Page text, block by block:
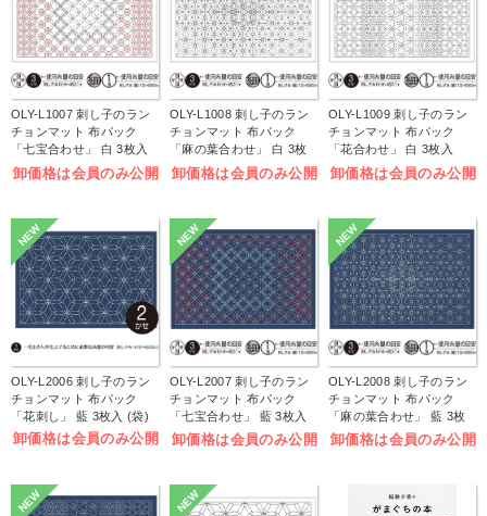
OLY-L1007 刺し子のラン
チョンマット 布パック
「七宝合わせ」 白 3枚入
(袋)
卸価格は会員のみ公開
OLY-L1008 刺し子のラン
チョンマット 布パック
「麻の葉合わせ」 白 3枚
入 (袋)
卸価格は会員のみ公開
OLY-L1009 刺し子のラン
チョンマット 布パック
「花合わせ」 白 3枚入
(袋)
卸価格は会員のみ公開
NEW
OLY-L2006 刺し子のラン
チョンマット 布パック
「花刺し」 藍 3枚入 (袋)
卸価格は会員のみ公開
NEW
OLY-L2007 刺し子のラン
チョンマット 布パック
「七宝合わせ」 藍 3枚入
(袋)
卸価格は会員のみ公開
NEW
OLY-L2008 刺し子のラン
チョンマット 布パック
「麻の葉合わせ」 藍 3枚
入 (袋)
卸価格は会員のみ公開
NEW NEW